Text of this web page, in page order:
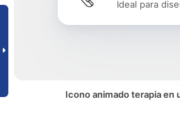
Ideal para
Icono animado terapia en